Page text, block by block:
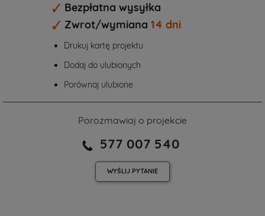
Bezpłatna wysyłka
Zwrot/wymiana 14 dni
Drukuj kartę projektu
Dodaj do ulubionych
Porównaj ulubione
Porozmawiaj o projekcie
577 007 540
WYŚLIJ PYTANIE